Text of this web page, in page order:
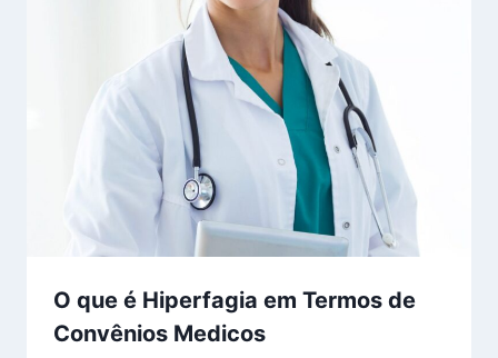
O que é Hiperfagia em Termos de
Convênios Medicos